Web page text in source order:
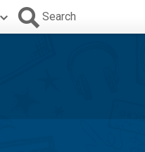
Search